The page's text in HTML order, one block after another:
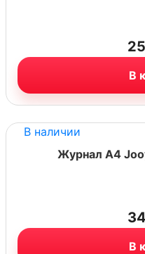
В
В наличии
Журнал А4
В